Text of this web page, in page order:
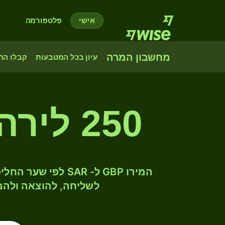
אישי פלטפורמה
מחשבון המרה עיון בכל המטבעות קבלו
250 לירה שטרלינג לריאל סעודי
לשליחה, להוצאה